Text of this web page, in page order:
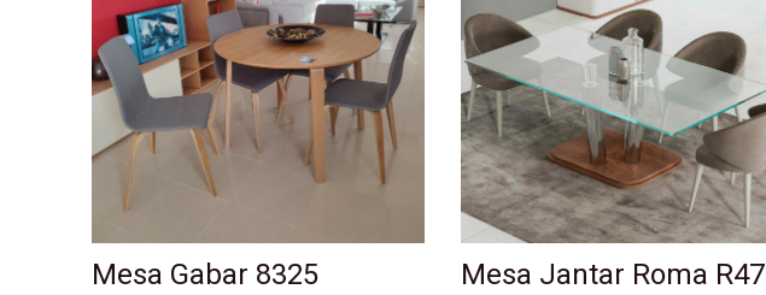
Mesa Gabar 8325
Mesa Jantar Roma R47